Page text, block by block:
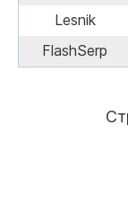
Lesnik
FlashSerp